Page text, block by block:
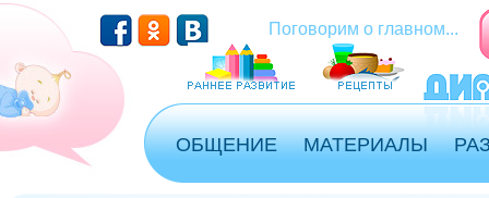
Перейти к основному содержанию
Поговорим о главном...
ОБЩЕНИЕ МАТЕРИАЛЫ